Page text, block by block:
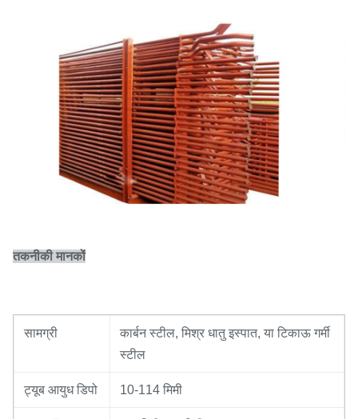
तकनीकी मानकों
सामग्री
कार्बन स्टील, मिश्र धातु इस्पात, या टिकाऊ गर्मी
स्टील
ट्यूब आयुध डिपो 10-114 मिमी